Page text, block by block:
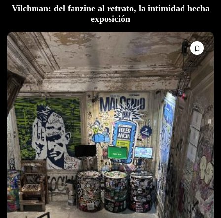
Vilchman: del fanzine al retrato, la intimidad hecha
exposición